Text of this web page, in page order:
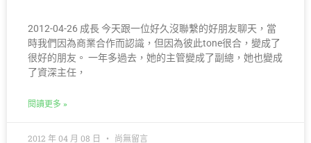
2012-04-26 成長 今天跟一位好久沒聯繫的好朋友聊天，當
時我們因為商業合作而認識，但因為彼此tone很合，變成了
很好的朋友。 一年多過去，她的主管變成了副總，她也變成
了資深主任，
閱讀更多 »
2012 年 04 月 08 日 尚無留言